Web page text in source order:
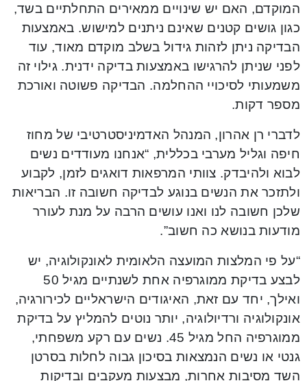
המוקדם, האם יש שינויים ממאירים התחלתיים בשד,
כגון גושים קטנים שאינם ניתנים למישוש. באמצעות
הבדיקה ניתן לזהות גידול בשלב מוקדם מאוד, עוד
לפני שניתן להרגישו באמצעות בדיקה ידנית. גילוי זה
משמעותי לסיכויי ההחלמה. הבדיקה פשוטה ואורכת
מספר דקות.
לדברי רן אהרון, המנהל האדמיניסטרטיבי של מחוז
חיפה וגליל מערבי בכללית, “אנחנו מעודדים נשים
לבוא ולהיבדק. צוותי המרפאות דואגים לזמן, לקבוע
ולתזכר את הנשים בנוגע לבדיקה חשובה זו. הבריאות
שלכן חשובה לנו ואנו עושים הרבה על מנת לעורר
מודעות בנושא כה חשוב”.
“על פי המלצות המועצה הלאומית לאונקולוגיה, יש
לבצע בדיקת ממוגרפיה אחת לשנתיים מגיל 50
ואילך, יחד עם זאת, האיגודים הישראליים לכירורגיה,
אונקולוגיה ורדיולוגיה, יותר נוטים להמליץ על בדיקת
ממוגרפיה החל מגיל 45. נשים עם רקע משפחתי,
גנטי או נשים הנמצאות בסיכון גבוה לחלות בסרטן
השד מסיבות אחרות, מבצעות מעקבים ובדיקות